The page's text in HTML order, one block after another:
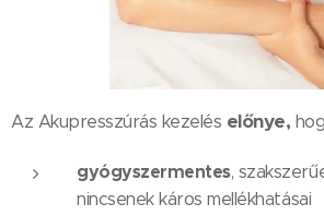
Az Akupresszúrás kezelés előnye,
gyógyszermentes,
nincsenek káros mellékhatásai